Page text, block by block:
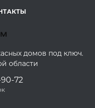
домов под ключ.
области
90-72